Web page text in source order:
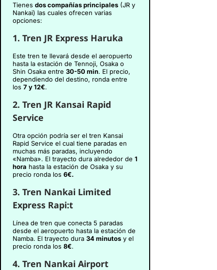
Tienes dos compañías principales (JR y
Nankai) las cuales ofrecen varias
opciones:
1. Tren JR Express Haruka
Este tren te llevará desde el aeropuerto
hasta la estación de Tennoji, Osaka o
Shin Osaka entre 30-50 min. El precio,
dependiendo del destino, ronda entre
los 7 y 12€.
2. Tren JR Kansai Rapid
Service
Otra opción podría ser el tren Kansai
Rapid Service el cual tiene paradas en
muchas más paradas, incluyendo
«Namba». El trayecto dura alrededor de 1
hora hasta la estación de Osaka y su
precio ronda los 6€.
3. Tren Nankai Limited
Express Rapi:t
Línea de tren que conecta 5 paradas
desde el aeropuerto hasta la estación de
Namba. El trayecto dura 34 minutos y el
precio ronda los 8€.
4. Tren Nankai Airport